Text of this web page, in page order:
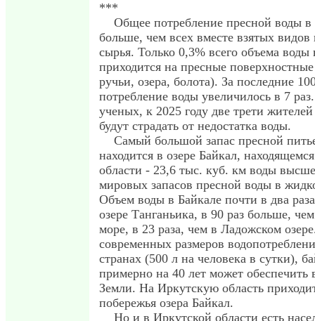
***
Общее потребление пресной воды в
больше, чем всех вместе взятых
сырья. Только 0,3% всего объема воды
приходится на пресные
ручьи, озера, болота). За последние
потребление воды увеличилось в 7
ученых, к 2025 году две трети
будут страдать от недостатка воды.
Самый большой запас пресной
находится в озере Байкал,
области - 23,6 тыс. куб. км воды
мировых запасов пресной воды в
Объем воды в Байкале почти в два
озере Танганьика, в 90 раз больше,
море, в 23 раза, чем в Ладожском
современных размеров
странах (500 л на человека в сутки),
примерно на 40 лет может обеспечить
Земли. На Иркутскую область
побережья озера Байкал.
Но и в Иркутской области есть